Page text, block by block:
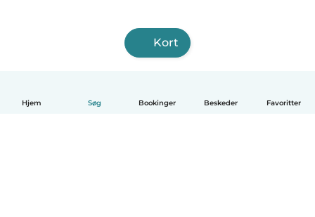
Hjem Søg Bookinger Beskeder Favoritter
Kort